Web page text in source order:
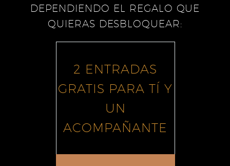
DEPENDIENDO EL REGALO QUE
QUIERAS DESBLOQUEAR:
2 ENTRADAS
GRATIS PARA TÍ Y
UN
ACOMPAÑANTE